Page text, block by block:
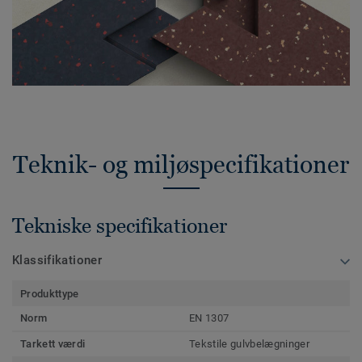
Teknik- og miljøspecifikationer
Tekniske specifikationer
Klassifikationer
Produkttype
Norm
EN 1307
Tarkett værdi Tekstile gulvbelægninger